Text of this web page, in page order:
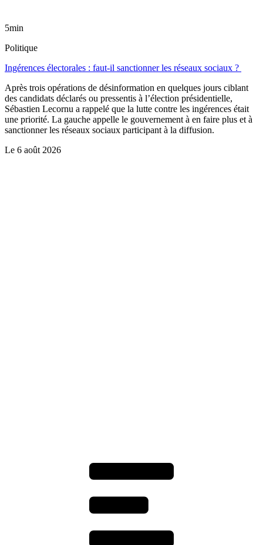
5min
Politique
Ingérences électorales : faut-il sanctionner les réseaux sociaux ?
Après trois opérations de désinformation en quelques jours ciblant
des candidats déclarés ou pressentis à l’élection présidentielle,
Sébastien Lecornu a rappelé que la lutte contre les ingérences était
une priorité. La gauche appelle le gouvernement à en faire plus et à
sanctionner les réseaux sociaux participant à la diffusion.
Le 6 août 2026